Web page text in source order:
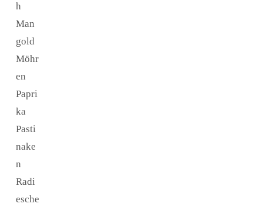
h
Man
gold
Möhr
en
Papri
ka
Pasti
nake
n
Radi
esche